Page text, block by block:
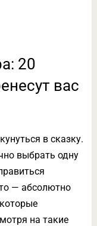
20
вас
в сказку.
выбрать одну
— абсолютно
на такие